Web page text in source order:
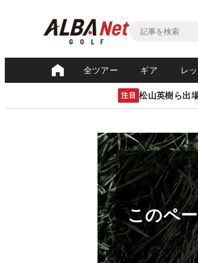
全ツアー ギア レ
注目 松山英樹ら出
このペ